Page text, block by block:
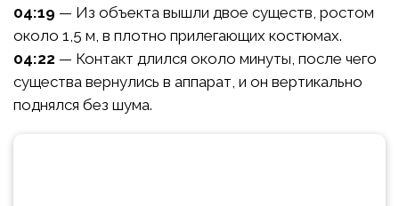
04:19 — Из объекта вышли двое существ, ростом
около 1,5 м, в плотно прилегающих костюмах.
04:22 — Контакт длился около минуты, после чего
существа вернулись в аппарат, и он вертикально
поднялся без шума.